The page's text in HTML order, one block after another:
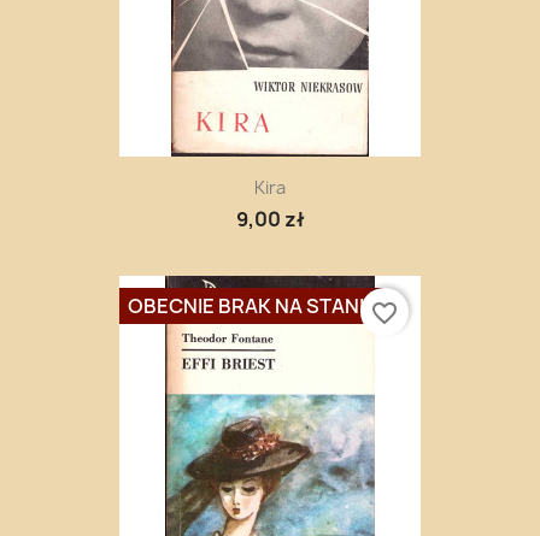
Kira
9,00 zł
OBECNIE BRAK NA STANIEfavorite_border